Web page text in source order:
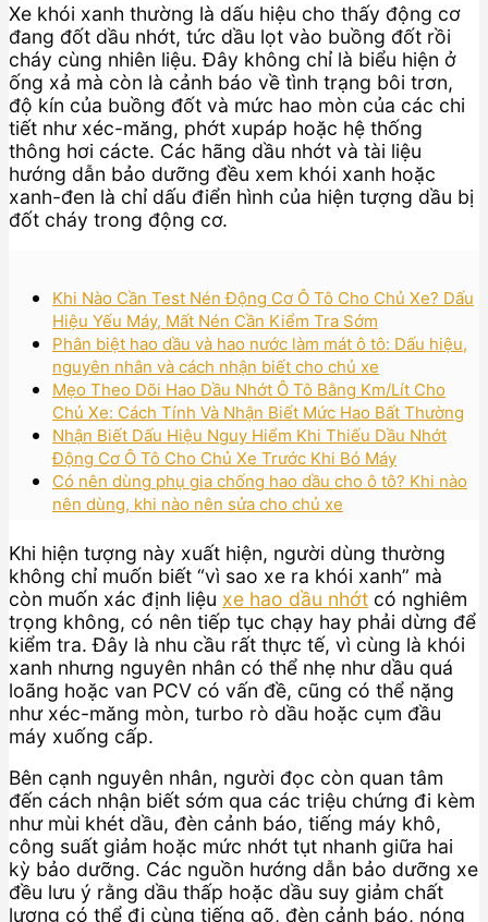
Xe khói xanh thường là dấu hiệu cho thấy động cơ
đang đốt dầu nhớt, tức dầu lọt vào buồng đốt rồi
cháy cùng nhiên liệu. Đây không chỉ là biểu hiện ở
ống xả mà còn là cảnh báo về tình trạng bôi trơn,
độ kín của buồng đốt và mức hao mòn của các chi
tiết như xéc-măng, phớt xupáp hoặc hệ thống
thông hơi cácte. Các hãng dầu nhớt và tài liệu
hướng dẫn bảo dưỡng đều xem khói xanh hoặc
xanh-đen là chỉ dấu điển hình của hiện tượng dầu bị
đốt cháy trong động cơ.
Khi Nào Cần Test Nén Động Cơ Ô Tô Cho Chủ Xe? Dấu
Hiệu Yếu Máy, Mất Nén Cần Kiểm Tra Sớm
Phân biệt hao dầu và hao nước làm mát ô tô: Dấu hiệu,
nguyên nhân và cách nhận biết cho chủ xe
Mẹo Theo Dõi Hao Dầu Nhớt Ô Tô Bằng Km/Lít Cho
Chủ Xe: Cách Tính Và Nhận Biết Mức Hao Bất Thường
Nhận Biết Dấu Hiệu Nguy Hiểm Khi Thiếu Dầu Nhớt
Động Cơ Ô Tô Cho Chủ Xe Trước Khi Bó Máy
Có nên dùng phụ gia chống hao dầu cho ô tô? Khi nào
nên dùng, khi nào nên sửa cho chủ xe
Khi hiện tượng này xuất hiện, người dùng thường
không chỉ muốn biết “vì sao xe ra khói xanh” mà
còn muốn xác định liệu xe hao dầu nhớt có nghiêm
trọng không, có nên tiếp tục chạy hay phải dừng để
kiểm tra. Đây là nhu cầu rất thực tế, vì cùng là khói
xanh nhưng nguyên nhân có thể nhẹ như dầu quá
loãng hoặc van PCV có vấn đề, cũng có thể nặng
như xéc-măng mòn, turbo rò dầu hoặc cụm đầu
máy xuống cấp.
Bên cạnh nguyên nhân, người đọc còn quan tâm
đến cách nhận biết sớm qua các triệu chứng đi kèm
như mùi khét dầu, đèn cảnh báo, tiếng máy khô,
công suất giảm hoặc mức nhớt tụt nhanh giữa hai
kỳ bảo dưỡng. Các nguồn hướng dẫn bảo dưỡng xe
đều lưu ý rằng dầu thấp hoặc dầu suy giảm chất
lượng có thể đi cùng tiếng gõ, đèn cảnh báo, nóng